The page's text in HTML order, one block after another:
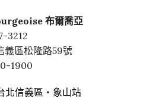
布爾喬亞
3212
義區松隆路59號
1900
北信義區・象山站